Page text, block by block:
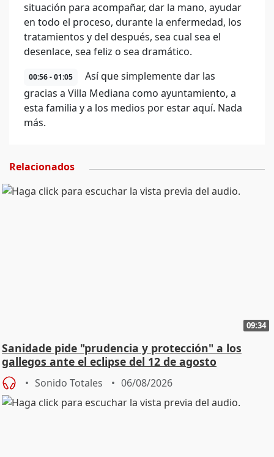
situación para acompañar, dar la mano, ayudar
en todo el proceso, durante la enfermedad, los
tratamientos y del después, sea cual sea el
desenlace, sea feliz o sea dramático.
00:56 - 01:05
Así que simplemente dar las
gracias a Villa Mediana como ayuntamiento, a
esta familia y a los medios por estar aquí. Nada
más.
Relacionados
09:34
Sanidade pide "prudencia y protección" a los
gallegos ante el eclipse del 12 de agosto
Sonido Totales 06/08/2026